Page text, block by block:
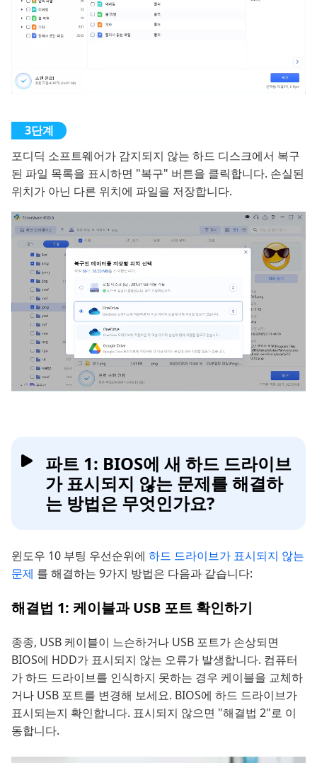
포디딕 소프트웨어가 감지되지 않는 하드 디스크에서 복구
된 파일 목록을 표시하면 "복구" 버튼을 클릭합니다. 손실된
위치가 아닌 다른 위치에 파일을 저장합니다.
파트 1: BIOS에 새 하드 드라이브
가 표시되지 않는 문제를 해결하
는 방법은 무엇인가요?
윈도우 10 부팅 우선순위에 하드 드라이브가 표시되지 않는
문제 를 해결하는 9가지 방법은 다음과 같습니다:
해결법 1: 케이블과 USB 포트 확인하기
종종, USB 케이블이 느슨하거나 USB 포트가 손상되면
BIOS에 HDD가 표시되지 않는 오류가 발생합니다. 컴퓨터
가 하드 드라이브를 인식하지 못하는 경우 케이블을 교체하
거나 USB 포트를 변경해 보세요. BIOS에 하드 드라이브가
표시되는지 확인합니다. 표시되지 않으면 "해결법 2"로 이
동합니다.